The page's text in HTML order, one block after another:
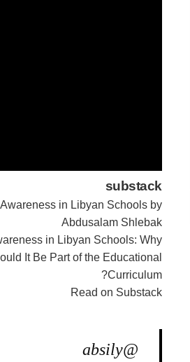
substack
in Libyan Schools by
Abdusalam Shlebak
in Libyan Schools: Why
It Be Part of the Educational
Curriculum?
Read on Substack
@absily